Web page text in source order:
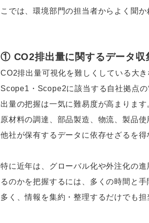
こでは、環境部門の担当者からよく聞
① CO2排出量に関するデータ収
CO2排出量可視化を難しくしている大
Scope1・Scope2に該当する自社拠点
出量の把握は一気に難易度が高まります
原材料の調達、部品製造、物流、製品
他社が保有するデータに依存せざるを得
特に近年は、グローバル化や外注化の
るのかを把握するには、多くの時間と
多く、情報を集約・整理するだけでも担